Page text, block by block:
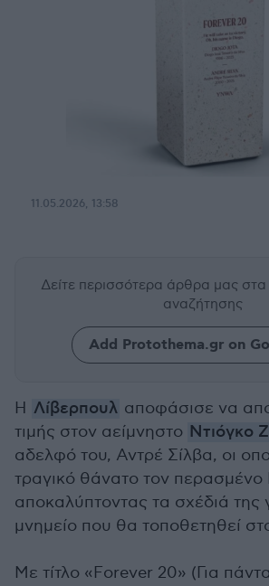
11.05.2026, 13:58
Δείτε περισσότερα άρθρα μας στα
αναζήτησης
Add Protothema.gr on
Η Λίβερπουλ αποφάσισε να
τιμής στον αείμνηστο Ντιόγκο
αδελφό του, Αντρέ Σίλβα, οι
τραγικό θάνατο τον περασμένο
αποκαλύπτοντας τα σχέδιά της
μνημείο που θα τοποθετηθεί
Με τίτλο «Forever 20» (Για